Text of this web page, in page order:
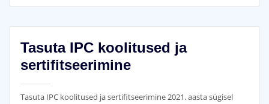
Tasuta IPC koolitused ja
sertifitseerimine
Tasuta IPC koolitused ja sertifitseerimine 2021. aasta sügisel